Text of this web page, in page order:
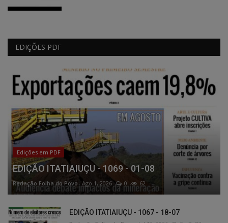
EDIÇÕES PDF
Edições em PDF
EDIÇÃO ITATIAIUÇU - 1069 - 01-08
Redação Folha do Povo Ago 1, 2026 0 62
EDIÇÃO ITATIAIUÇU - 1067 - 18-07